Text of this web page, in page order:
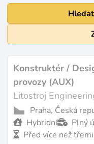
Konstruktér /
provozy (AUX)
Litostroj
Praha, Česká
Hybridní
Plný
Před více než